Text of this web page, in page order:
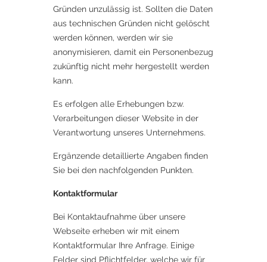
Gründen unzulässig ist. Sollten die Daten
aus technischen Gründen nicht gelöscht
werden können, werden wir sie
anonymisieren, damit ein Personenbezug
zukünftig nicht mehr hergestellt werden
kann.
Es erfolgen alle Erhebungen bzw.
Verarbeitungen dieser Website in der
Verantwortung unseres Unternehmens.
Ergänzende detaillierte Angaben finden
Sie bei den nachfolgenden Punkten.
Kontaktformular
Bei Kontaktaufnahme über unsere
Webseite erheben wir mit einem
Kontaktformular Ihre Anfrage. Einige
Felder sind Pflichtfelder, welche wir für